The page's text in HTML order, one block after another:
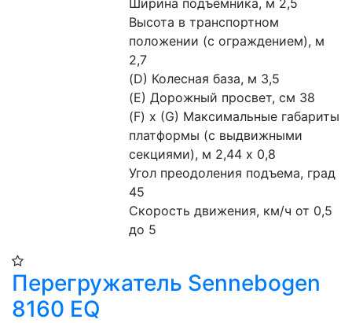
Ширина подъемника, м 2,5
Высота в транспортном
положении (с ограждением), м
2,7
(D) Колесная база, м 3,5
(E) Дорожный просвет, см 38
(F) x (G) Максимальные габариты
платформы (с выдвижными
секциями), м 2,44 х 0,8
Угол преодоления подъема, град
45
Скорость движения, км/ч от 0,5
до 5
Перегружатель Sennebogen
8160 EQ